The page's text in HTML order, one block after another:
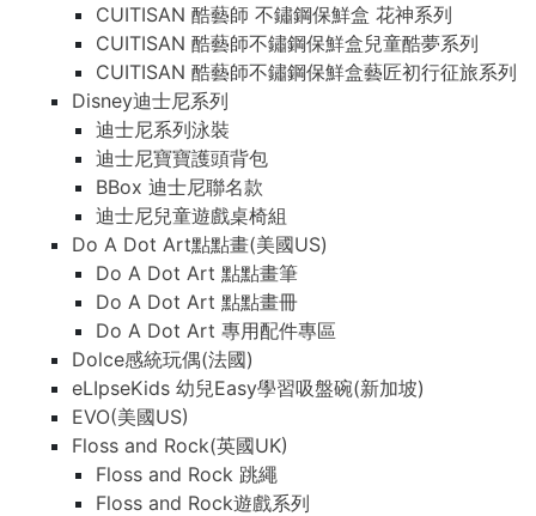
CUITISAN 酷藝師 不鏽鋼保鮮盒 花神系列
CUITISAN 酷藝師不鏽鋼保鮮盒兒童酷夢系列
CUITISAN 酷藝師不鏽鋼保鮮盒藝匠初行征旅系列
Disney迪士尼系列
迪士尼系列泳裝
迪士尼寶寶護頭背包
BBox 迪士尼聯名款
迪士尼兒童遊戲桌椅組
Do A Dot Art點點畫(美國US)
Do A Dot Art 點點畫筆
Do A Dot Art 點點畫冊
Do A Dot Art 專用配件專區
Dolce感統玩偶(法國)
eLIpseKids 幼兒Easy學習吸盤碗(新加坡)
EVO(美國US)
Floss and Rock(英國UK)
Floss and Rock 跳繩
Floss and Rock遊戲系列